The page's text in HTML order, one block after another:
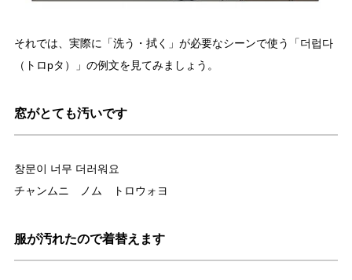
それでは、実際に「洗う・拭く」が必要なシーンで使う「더럽다
（トロpタ）」の例文を見てみましょう。
窓がとても汚いです
창문이 너무 더러워요
チャンムニ ノム トロウォヨ
服が汚れたので着替えます